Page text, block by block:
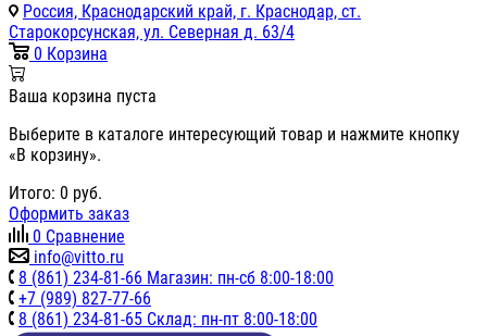
Россия, Краснодарский край, г. Краснодар, ст.
Старокорсунская, ул. Северная д. 63/4
0 Корзина
Ваша корзина пуста
Выберите в каталоге интересующий товар и нажмите кнопку
«В корзину».
Итого: 0 руб.
Оформить заказ
0 Сравнение
info@vitto.ru
8 (861) 234-81-66 Магазин: пн-сб 8:00-18:00
+7 (989) 827-77-66
8 (861) 234-81-65 Склад: пн-пт 8:00-18:00